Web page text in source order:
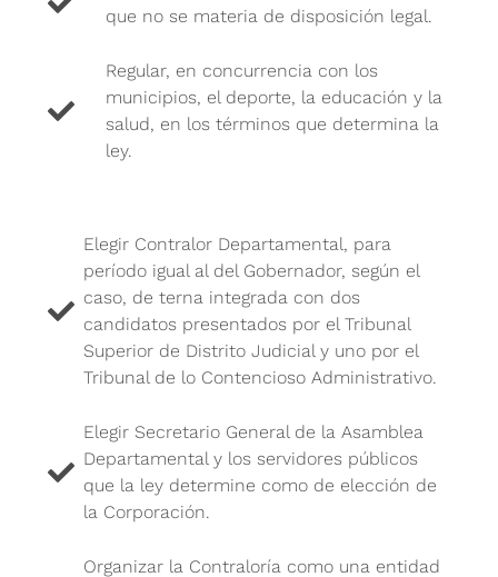
que no se materia de disposición legal.
Regular, en concurrencia con los
municipios, el deporte, la educación y la
salud, en los términos que determina la
ley.
Elegir Contralor Departamental, para
período igual al del Gobernador, según el
caso, de terna integrada con dos
candidatos presentados por el Tribunal
Superior de Distrito Judicial y uno por el
Tribunal de lo Contencioso Administrativo.
Elegir Secretario General de la Asamblea
Departamental y los servidores públicos
que la ley determine como de elección de
la Corporación.
Organizar la Contraloría como una entidad